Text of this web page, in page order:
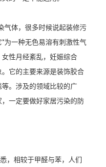
气体，很多时候说起装修污
为一种无色易溶有刺激性气
性月经紊乱，妊娠综合
它的主要来源是装饰胶合
。涉及的领域比较的广
一定要做好家居污染的防
，相较于甲醛与苯，人们